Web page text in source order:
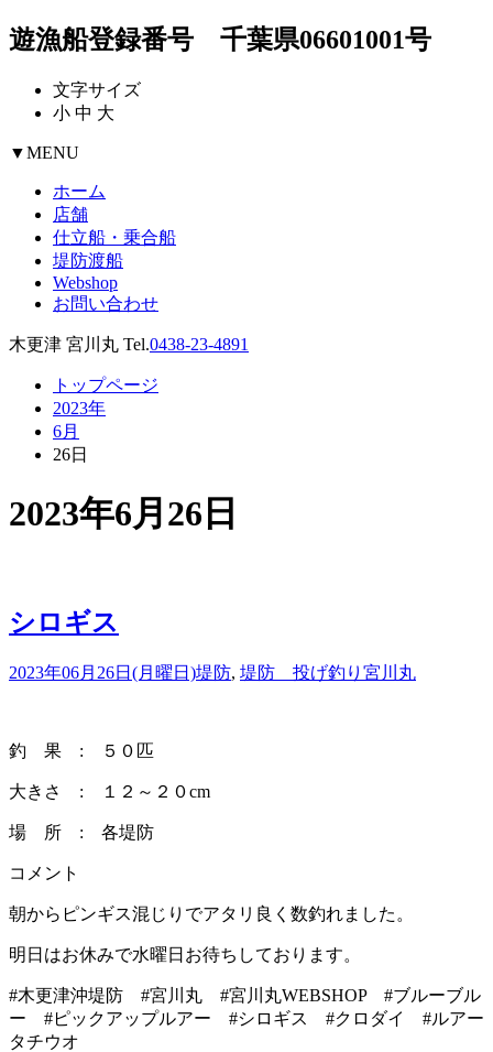
遊漁船登録番号 千葉県06601001号
文字サイズ
小 中 大
▼MENU
ホーム
店舗
仕立船・乗合船
堤防渡船
Webshop
お問い合わせ
木更津 宮川丸 Tel.0438-23-4891
トップページ
2023年
6月
26日
2023年6月26日
シロギス
2023年06月26日(月曜日)堤防, 堤防 投げ釣り 宮川丸
釣 果 : ５０匹
大きさ : １２～２０cm
場 所 : 各堤防
コメント
朝からピンギス混じりでアタリ良く数釣れました。
明日はお休みで水曜日お待ちしております。
#木更津沖堤防 #宮川丸 #宮川丸WEBSHOP #ブルーブル
ー #ピックアップルアー #シロギス #クロダイ #ルアー
タチウオ